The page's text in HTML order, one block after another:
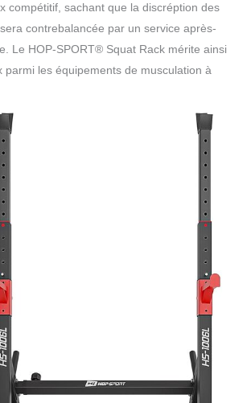
compétitif, sachant que la discréption des
contrebalancée par un service après-
Le HOP-SPORT® Squat Rack mérite ainsi
parmi les équipements de musculation à